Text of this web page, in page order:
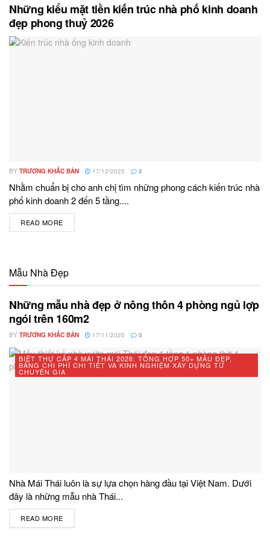
Những kiểu mặt tiền kiến trúc nhà phố kinh doanh
đẹp phong thuỷ 2026
BY TRƯƠNG KHẮC BẢN 17/12/2025 0
Nhằm chuẩn bị cho anh chị tìm những phong cách kiến trúc nhà
phố kinh doanh 2 đến 5 tầng....
READ MORE
Mẫu Nhà Đẹp
Những mẫu nhà đẹp ở nông thôn 4 phòng ngủ lợp
ngói trên 160m2
BY TRƯƠNG KHẮC BẢN 17/11/2025 0
BIỆT THỰ CẤP 4 MÁI THÁI 2026: TỔNG HỢP 50+ MẪU ĐẸP,
BẢNG CHI PHÍ CHI TIẾT VÀ KINH NGHIỆM XÂY DỰNG TỪ
CHUYÊN GIA
Nhà Mái Thái luôn là sự lựa chọn hàng đầu tại Việt Nam. Dưới
đây là những mẫu nhà Thái...
READ MORE